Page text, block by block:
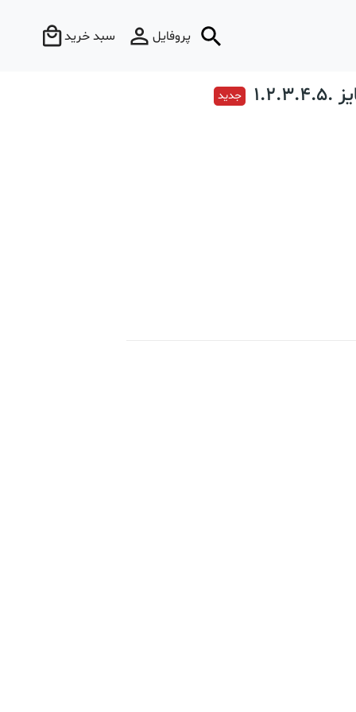
پروفایل سبد خرید
جدید